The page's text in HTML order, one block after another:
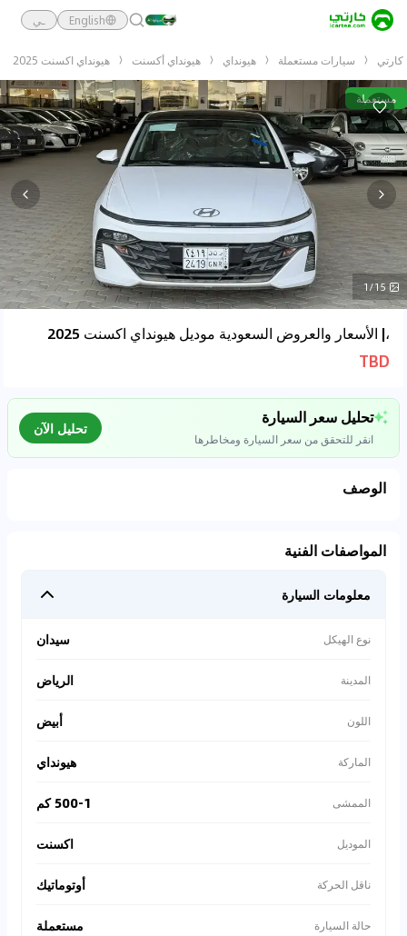
English ـي
كارتي سيارات مستعملة هيونداي هيونداي أكسنت هيونداي اكسنت 2025
مستعملة
1/15
،| الأسعار والعروض السعودية موديل هيونداي اكسنت 2025
TBD
تحليل سعر السيارة
انقر للتحقق من سعر السيارة ومخاطرها
تحليل الآن
الوصف
المواصفات الفنية
معلومات السيارة
نوع الهيكل سيدان
المدينة الرياض
اللون أبيض
الماركة هيونداي
الممشى 500-1 كم
الموديل اكسنت
ناقل الحركة أوتوماتيك
حالة السيارة مستعملة